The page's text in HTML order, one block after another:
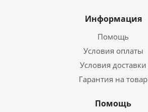
Информация
Помощь
Условия оплаты
Условия доставки
Гарантия на товар
Помощь